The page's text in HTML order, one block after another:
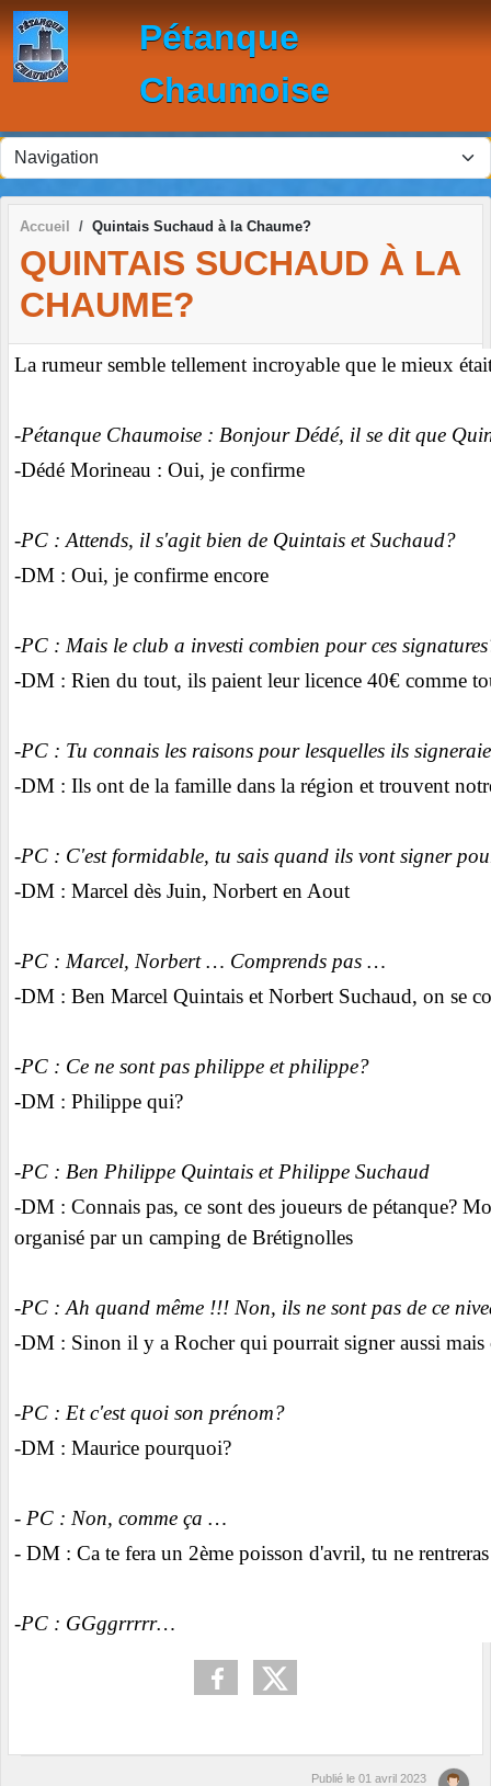
Pétanque
Chaumoise
Accueil Quintais Suchaud à la Chaume?
QUINTAIS SUCHAUD À LA
CHAUME?
La rumeur semble tellement incroyable que le mieux
-Pétanque Chaumoise : Bonjour Dédé, il se dit que
-Dédé Morineau : Oui, je confirme
-PC : Attends, il s'agit bien de Quintais et Suchaud?
-DM : Oui, je confirme encore
-PC : Mais le club a investi combien pour ces
-DM : Rien du tout, ils paient leur licence 40€ comme
-PC : Tu connais les raisons pour lesquelles ils
-DM : Ils ont de la famille dans la région et trouvent
-PC : C'est formidable, tu sais quand ils vont signer
-DM : Marcel dès Juin, Norbert en Aout
-PC : Marcel, Norbert … Comprends pas …
-DM : Ben Marcel Quintais et Norbert Suchaud, on se
-PC : Ce ne sont pas philippe et philippe?
-DM : Philippe qui?
-PC : Ben Philippe Quintais et Philippe Suchaud
-DM : Connais pas, ce sont des joueurs de pétanque?
organisé par un camping de Brétignolles
-PC : Ah quand même !!! Non, ils ne sont pas de ce
-DM : Sinon il y a Rocher qui pourrait signer aussi mais
-PC : Et c'est quoi son prénom?
-DM : Maurice pourquoi?
- PC : Non, comme ça …
- DM : Ca te fera un 2ème poisson d'avril, tu ne
-PC : GGggrrrrr…
Publié le 01 avril 2023
Panneau de gestion des cookies